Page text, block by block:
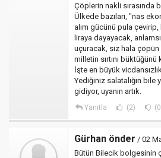
Çöplerin nakli sırasında
Ülkede bazıları, "nas
alım gücünü pula
liraya dayayacak,
uçuracak, siz hala çöpün
milletin sırtını
İşte en büyük
Yediğiniz salatalığın bile
gidiyor, uyanın artık.
Yanıtla (2)
Gürhan önder / 02
Bütün Bilecik bolgesinin